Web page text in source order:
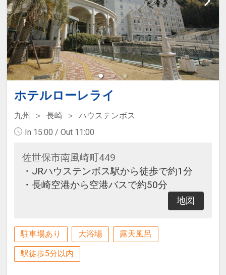
ホテルローレライ
九州 長崎
ハウステンボス
In 15:00 / Out 11:00
佐世保市南風崎町449
・JRハウステンボス駅から徒歩で約1分
・長崎空港から空港バスで約50分
地図
駐車場あり 大浴場 露天風呂
駅徒歩5分以内